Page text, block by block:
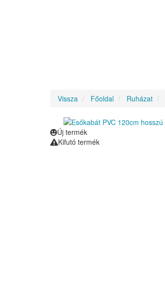
Vissza Főoldal Ruházat
Új termék
Kifutó termék